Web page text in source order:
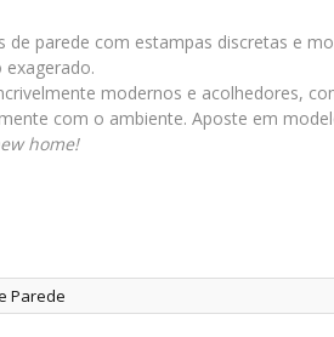
de parede com estampas discretas e
modernos e acolhedores,
com o ambiente. Aposte em
home!
Parede